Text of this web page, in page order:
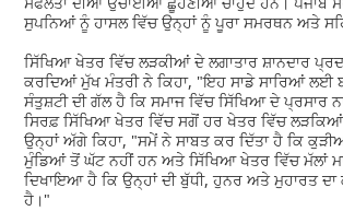
ਸੁਪਨਿਆਂ ਨੂੰ ਹਾਸਲ ਵਿੱਚ ਉਨ੍ਹਾਂ ਨੂੰ ਪੂਰਾ ਸਮਰਥਨ ਅਤੇ
ਸਿੱਖਿਆ ਖੇਤਰ ਵਿੱਚ ਲੜਕੀਆਂ ਦੇ ਲਗਾਤਾਰ ਸ਼ਾਨਦਾਰ
ਕਰਦਿਆਂ ਮੁੱਖ ਮੰਤਰੀ ਨੇ ਕਿਹਾ, "ਇਹ ਸਾਡੇ ਸਾਰਿਆਂ ਲਈ
ਸੰਤੁਸ਼ਟੀ ਦੀ ਗੱਲ ਹੈ ਕਿ ਸਮਾਜ ਵਿੱਚ ਸਿੱਖਿਆ ਦੇ ਪ੍ਰਸਾਰ
ਸਿਰਫ਼ ਸਿੱਖਿਆ ਖੇਤਰ ਵਿੱਚ ਸਗੋਂ ਹਰ ਖੇਤਰ ਵਿੱਚ ਲੜਕਿਆਂ
ਉਨ੍ਹਾਂ ਅੱਗੇ ਕਿਹਾ, "ਸਮੇਂ ਨੇ ਸਾਬਤ ਕਰ ਦਿੱਤਾ ਹੈ ਕਿ
ਮੁੰਡਿਆਂ ਤੋਂ ਘੱਟ ਨਹੀਂ ਹਨ ਅਤੇ ਸਿੱਖਿਆ ਖੇਤਰ ਵਿੱਚ ਮੱਲਾਂ
ਦਿਖਾਇਆ ਹੈ ਕਿ ਉਨ੍ਹਾਂ ਦੀ ਬੁੱਧੀ, ਹੁਨਰ ਅਤੇ ਮੁਹਾਰਤ ਦਾ
ਹੈ।"